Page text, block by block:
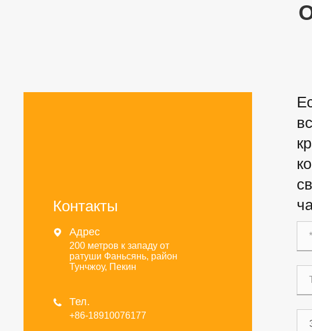
Контакты
 Адрес
200 метров к западу от
ратуши Фаньсянь, район
Тунчжоу, Пекин
 Тел.
+86-18910076177